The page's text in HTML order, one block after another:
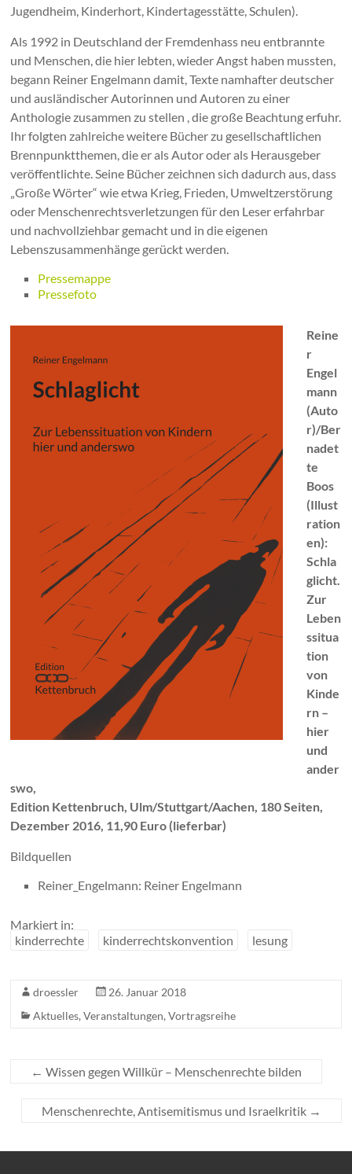
Jugendheim, Kinderhort, Kindertagesstätte, Schulen).
Als 1992 in Deutschland der Fremdenhass neu entbrannte
und Menschen, die hier lebten, wieder Angst haben mussten,
begann Reiner Engelmann damit, Texte namhafter deutscher
und ausländischer Autorinnen und Autoren zu einer
Anthologie zusammen zu stellen , die große Beachtung erfuhr.
Ihr folgten zahlreiche weitere Bücher zu gesellschaftlichen
Brennpunktthemen, die er als Autor oder als Herausgeber
veröffentlichte. Seine Bücher zeichnen sich dadurch aus, dass
„Große Wörter“ wie etwa Krieg, Frieden, Umweltzerstörung
oder Menschenrechtsverletzungen für den Leser erfahrbar
und nachvollziehbar gemacht und in die eigenen
Lebenszusammenhänge gerückt werden.
Pressemappe
Pressefoto
Reine
r
Engel
mann
(Auto
r)/Ber
nadet
te
Boos
(Illust
ration
en):
Schla
glicht.
Zur
Leben
ssitua
tion
von
Kinde
rn –
hier
und
ander
swo,
Edition Kettenbruch, Ulm/Stuttgart/Aachen, 180 Seiten,
Dezember 2016, 11,90 Euro (lieferbar)
Bildquellen
Reiner_Engelmann: Reiner Engelmann
Markiert in:
kinderrechte
kinderrechtskonvention lesung
droessler
26. Januar 2018
Aktuelles,Veranstaltungen,Vortragsreihe
← Wissen gegen Willkür – Menschenrechte bilden
Menschenrechte, Antisemitismus und Israelkritik →